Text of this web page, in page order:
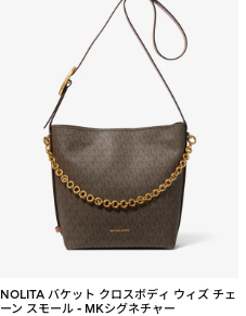
NOLITA バケット クロスボディ ウィズ チェ
ーン スモール - MKシグネチャー